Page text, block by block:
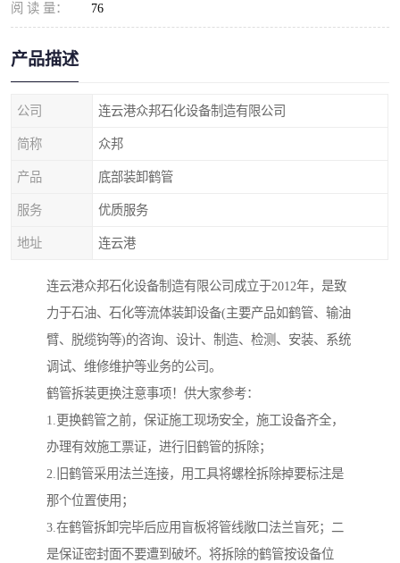
阅 读 量： 76
产品描述
公司 连云港众邦石化设备制造有限公司
简称 众邦
产品 底部装卸鹤管
服务 优质服务
地址 连云港
连云港众邦石化设备制造有限公司成立于2012年，是致
力于石油、石化等流体装卸设备(主要产品如鹤管、输油
臂、脱缆钩等)的咨询、设计、制造、检测、安装、系统
调试、维修维护等业务的公司。
鹤管拆装更换注意事项！供大家参考：
1.更换鹤管之前，保证施工现场安全，施工设备齐全，
办理有效施工票证，进行旧鹤管的拆除；
2.旧鹤管采用法兰连接，用工具将螺栓拆除掉要标注是
那个位置使用；
3.在鹤管拆卸完毕后应用盲板将管线敞口法兰盲死；二
是保证密封面不要遭到破坏。将拆除的鹤管按设备位